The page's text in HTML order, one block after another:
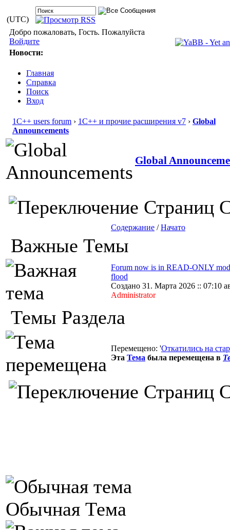
(UTC)
Добро пожаловать, Гость. Пожалуйста
Войдите
Новости:
Главная
Справка
Поиск
Вход
1С++ users forum › 1С++ и прочие расширения v7 › Global
Announcements
Global
Содержание /Начато
Важные Темы
Forum now is in READ-ONLY
flood
Создано 31. Марта 2026 :: 07:10
Administrator
Темы Раздела
Перемещено: 'Откатились на
Эта Тема была перемещена в
Обычная Тема